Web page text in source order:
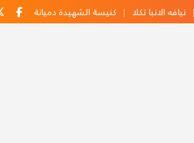
نيافه الانبا تكلا كنيسة الشهيدة دميانة